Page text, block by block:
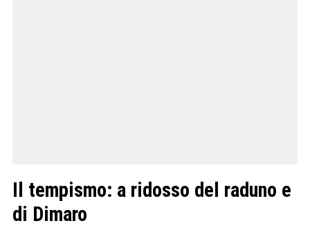
Il tempismo: a ridosso del raduno e
di Dimaro